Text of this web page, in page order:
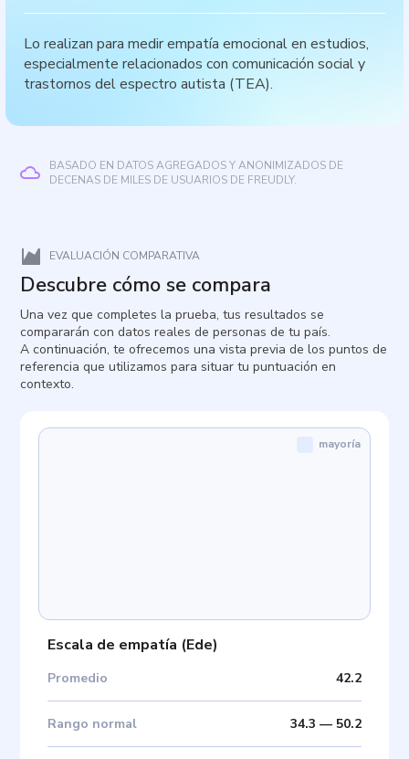
Lo realizan para medir empatía emocional en estudios,
especialmente relacionados con comunicación social y
trastornos del espectro autista (TEA).
BASADO EN DATOS AGREGADOS Y ANONIMIZADOS DE
DECENAS DE MILES DE USUARIOS DE FREUDLY.
EVALUACIÓN COMPARATIVA
Descubre cómo se compara
Una vez que completes la prueba, tus resultados se
compararán con datos reales de personas de tu país.
A continuación, te ofrecemos una vista previa de los puntos de
referencia que utilizamos para situar tu puntuación en
contexto.
Escala de empatía (Ede)
Promedio 42.2
Rango normal 34.3 — 50.2
mayoría